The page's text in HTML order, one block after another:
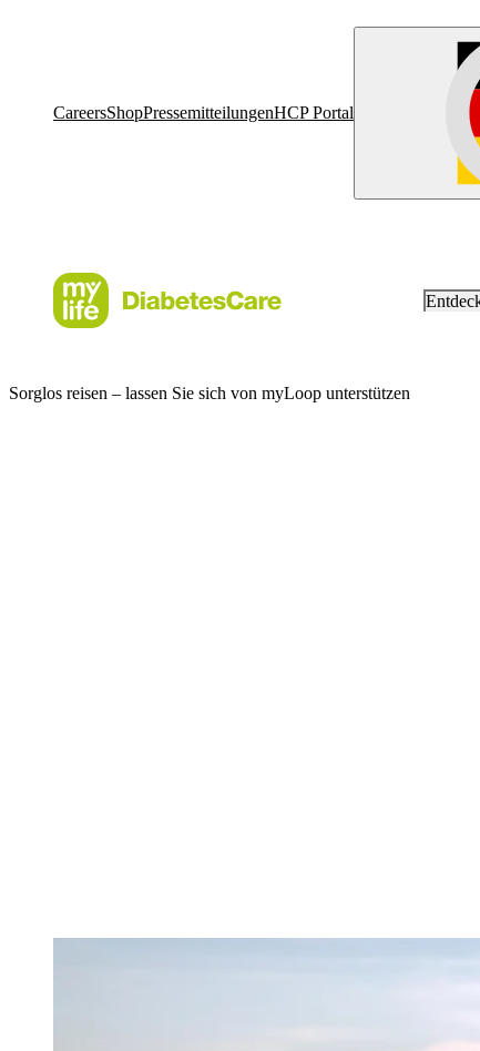
CareersShopPressemitteilungenHCP Portal
Sorglos reisen – lassen Sie sich von myLoop unterstützen